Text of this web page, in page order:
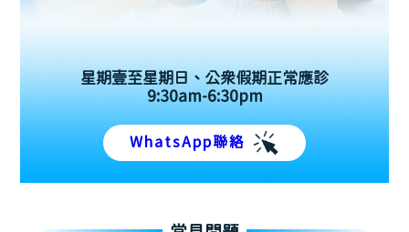
星期壹至星期日、公眾假期正常應診
9:30am-6:30pm
WhatsApp聯絡